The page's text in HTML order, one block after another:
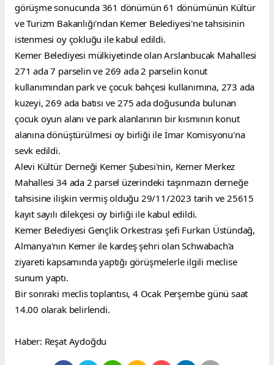
görüşme sonucunda 361 dönümün 61 dönümünün Kültür
ve Turizm Bakanlığı'ndan Kemer Belediyesi'ne tahsisinin
istenmesi oy çokluğu ile kabul edildi.
Kemer Belediyesi mülkiyetinde olan Arslanbucak Mahallesi
271 ada 7 parselin ve 269 ada 2 parselin konut
kullanımından park ve çocuk bahçesi kullanımına, 273 ada
kuzeyi, 269 ada batısı ve 275 ada doğusunda bulunan
çocuk oyun alanı ve park alanlarının bir kısmının konut
alanına dönüştürülmesi oy birliği ile İmar Komisyonu'na
sevk edildi.
Alevi Kültür Derneği Kemer Şubesi'nin, Kemer Merkez
Mahallesi 34 ada 2 parsel üzerindeki taşınmazın derneğe
tahsisine ilişkin vermiş olduğu 29/11/2023 tarih ve 25615
kayıt sayılı dilekçesi oy birliği ile kabul edildi.
Kemer Belediyesi Gençlik Orkestrası şefi Furkan Üstündağ,
Almanya'nın Kemer ile kardeş şehri olan Schwabach'a
ziyareti kapsamında yaptığı görüşmelerle ilgili meclise
sunum yaptı.
Bir sonraki meclis toplantısı, 4 Ocak Perşembe günü saat
14.00 olarak belirlendi.
Haber: Reşat Aydoğdu